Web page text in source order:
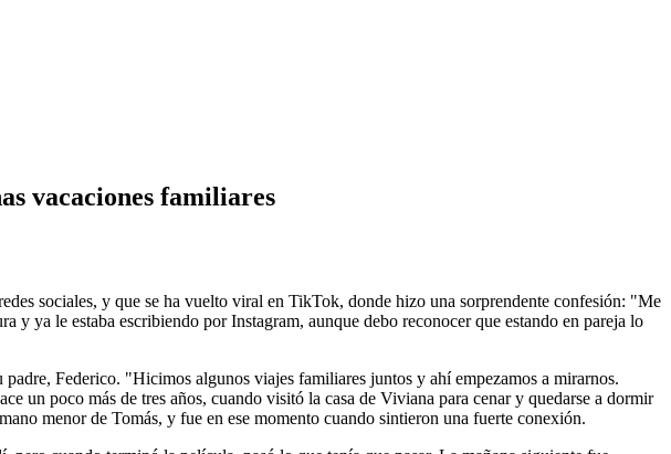
vacaciones familiares
sociales, y que se ha vuelto viral en TikTok, donde hizo una sorprendente confesión: "Me
ya le estaba escribiendo por Instagram, aunque debo reconocer que estando en pareja lo
Federico. "Hicimos algunos viajes familiares juntos y ahí empezamos a mirarnos.
un poco más de tres años, cuando visitó la casa de Viviana para cenar y quedarse a dormir
menor de Tomás, y fue en ese momento cuando sintieron una fuerte conexión.